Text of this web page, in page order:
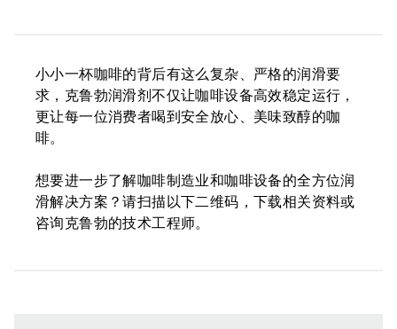
小小一杯咖啡的背后有这么复杂、严格的润滑要
求，克鲁勃润滑剂不仅让咖啡设备高效稳定运行，
更让每一位消费者喝到安全放心、美味致醇的咖
啡。
想要进一步了解咖啡制造业和咖啡设备的全方位润
滑解决方案？请扫描以下二维码，下载相关资料或
咨询克鲁勃的技术工程师。